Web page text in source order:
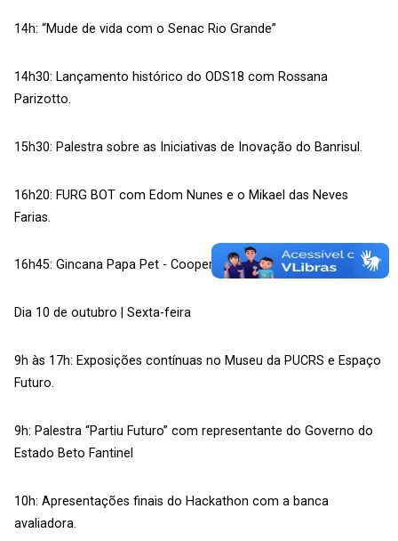
14h: “Mude de vida com o Senac Rio Grande”
14h30: Lançamento histórico do ODS18 com Rossana
Parizotto.
15h30: Palestra sobre as Iniciativas de Inovação do Banrisul.
16h20: FURG BOT com Edom Nunes e o Mikael das Neves
Farias.
16h45: Gincana Papa Pet - Cooperativa Santa Rita.
Dia 10 de outubro | Sexta-feira
9h às 17h: Exposições contínuas no Museu da PUCRS e Espaço
Futuro.
9h: Palestra “Partiu Futuro” com representante do Governo do
Estado Beto Fantinel
10h: Apresentações finais do Hackathon com a banca
avaliadora.